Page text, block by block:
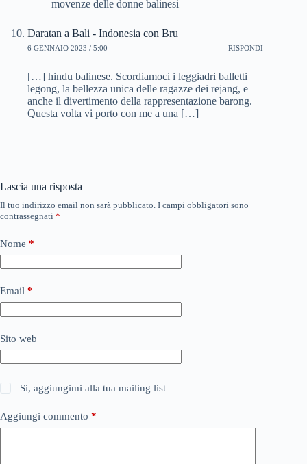
movenze delle donne balinesi
Daratan a Bali - Indonesia con Bru
6 GENNAIO 2023 / 5:00 RISPONDI
[…] hindu balinese. Scordiamoci i leggiadri balletti
legong, la bellezza unica delle ragazze dei rejang, e
anche il divertimento della rappresentazione barong.
Questa volta vi porto con me a una […]
Lascia una risposta
Il tuo indirizzo email non sarà pubblicato. I campi obbligatori sono
contrassegnati *
Nome *
Email *
Sito web
Si, aggiungimi alla tua mailing list
Aggiungi commento *